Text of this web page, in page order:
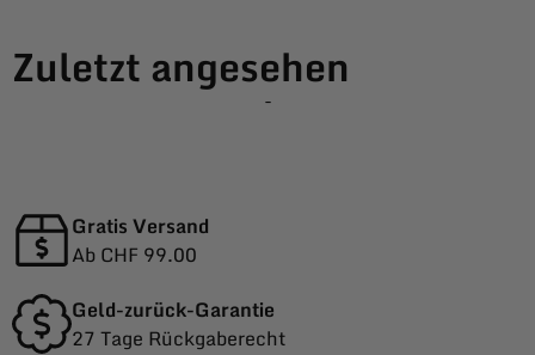
Zuletzt angesehen
-
Gratis Versand
Ab CHF 99.00
Geld-zurück-Garantie
27 Tage Rückgaberecht